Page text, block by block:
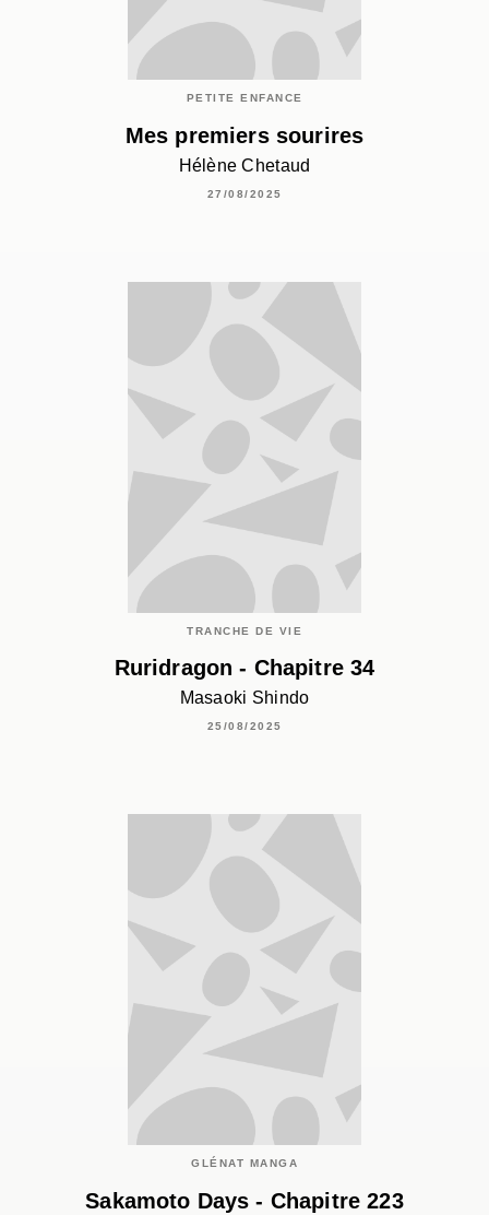
PETITE ENFANCE
Mes premiers sourires
Hélène Chetaud
27/08/2025
TRANCHE DE VIE
Ruridragon - Chapitre 34
Masaoki Shindo
25/08/2025
GLÉNAT MANGA
Sakamoto Days - Chapitre 223